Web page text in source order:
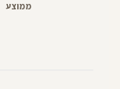
ממוצע